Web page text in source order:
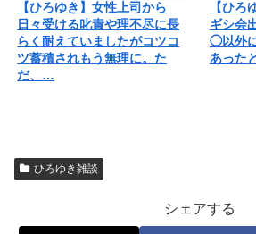
【ひろゆき】女性上司から
日々受ける叱責や理不尽に長
らく耐えていましたがコツコ
ツ蓄積されもう無理に。た
だ、…
【ひろ
ギシ会
◯以外
あった
ひろゆき雑談
シェアする